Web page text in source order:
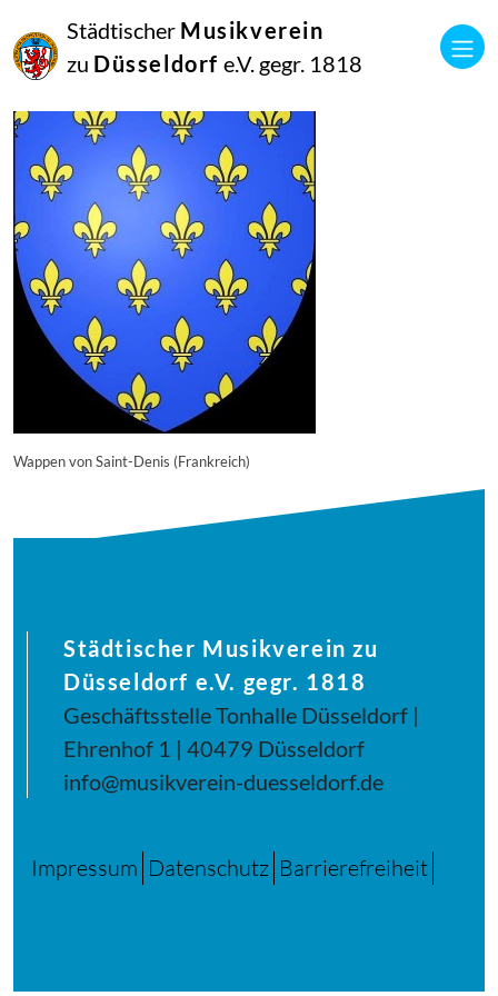
Städtischer Musikverein
zu Düsseldorf e.V. gegr. 1818
September
2014
Manfred Hill
Wappen von Saint-Denis (Frankreich)
Städtischer Musikverein zu
Düsseldorf e.V. gegr. 1818
Geschäftsstelle Tonhalle Düsseldorf |
Ehrenhof 1 | 40479 Düsseldorf
info@musikverein-duesseldorf.de
Impressum Datenschutz Barrierefreiheit